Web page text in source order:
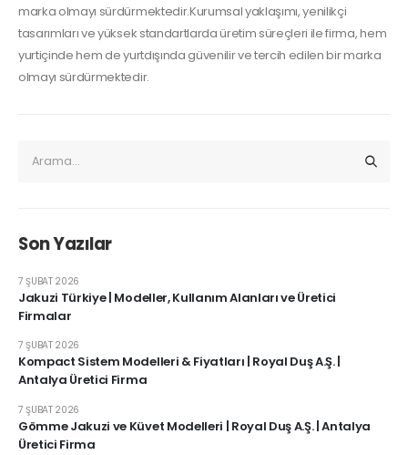
marka olmayı sürdürmektedir.Kurumsal yaklaşımı, yenilikçi
tasarımları ve yüksek standartlarda üretim süreçleri ile firma, hem
yurtiçinde hem de yurtdışında güvenilir ve tercih edilen bir marka
olmayı sürdürmektedir.
Son Yazılar
Jakuzi Türkiye | Modeller, Kullanım Alanları ve Üretici
Firmalar
7 ŞUBAT 2026
Kompact Sistem Modelleri & Fiyatları | Royal Duş A.Ş. |
Antalya Üretici Firma
7 ŞUBAT 2026
Gömme Jakuzi ve Küvet Modelleri | Royal Duş A.Ş. | Antalya
Üretici Firma
7 ŞUBAT 2026